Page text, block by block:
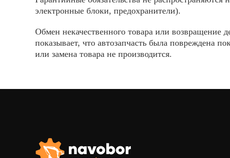
электронные блоки, предохранители).
Обмен некачественного товара или возвращение
показывает, что автозапчасть была повреждена
или замена товара не производится.